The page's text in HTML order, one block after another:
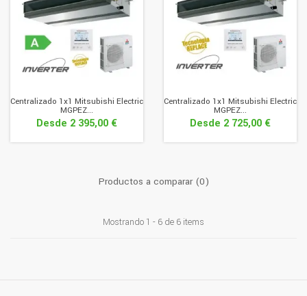
Centralizado 1x1 Mitsubishi Electric
MGPEZ...
Desde 2 395,00 €
Centralizado 1x1 Mitsubishi Electric
MGPEZ...
Desde 2 725,00 €
Productos a comparar (0)
Mostrando 1 - 6 de 6 items